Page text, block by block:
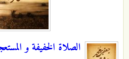
الصلاة الخفيفة و